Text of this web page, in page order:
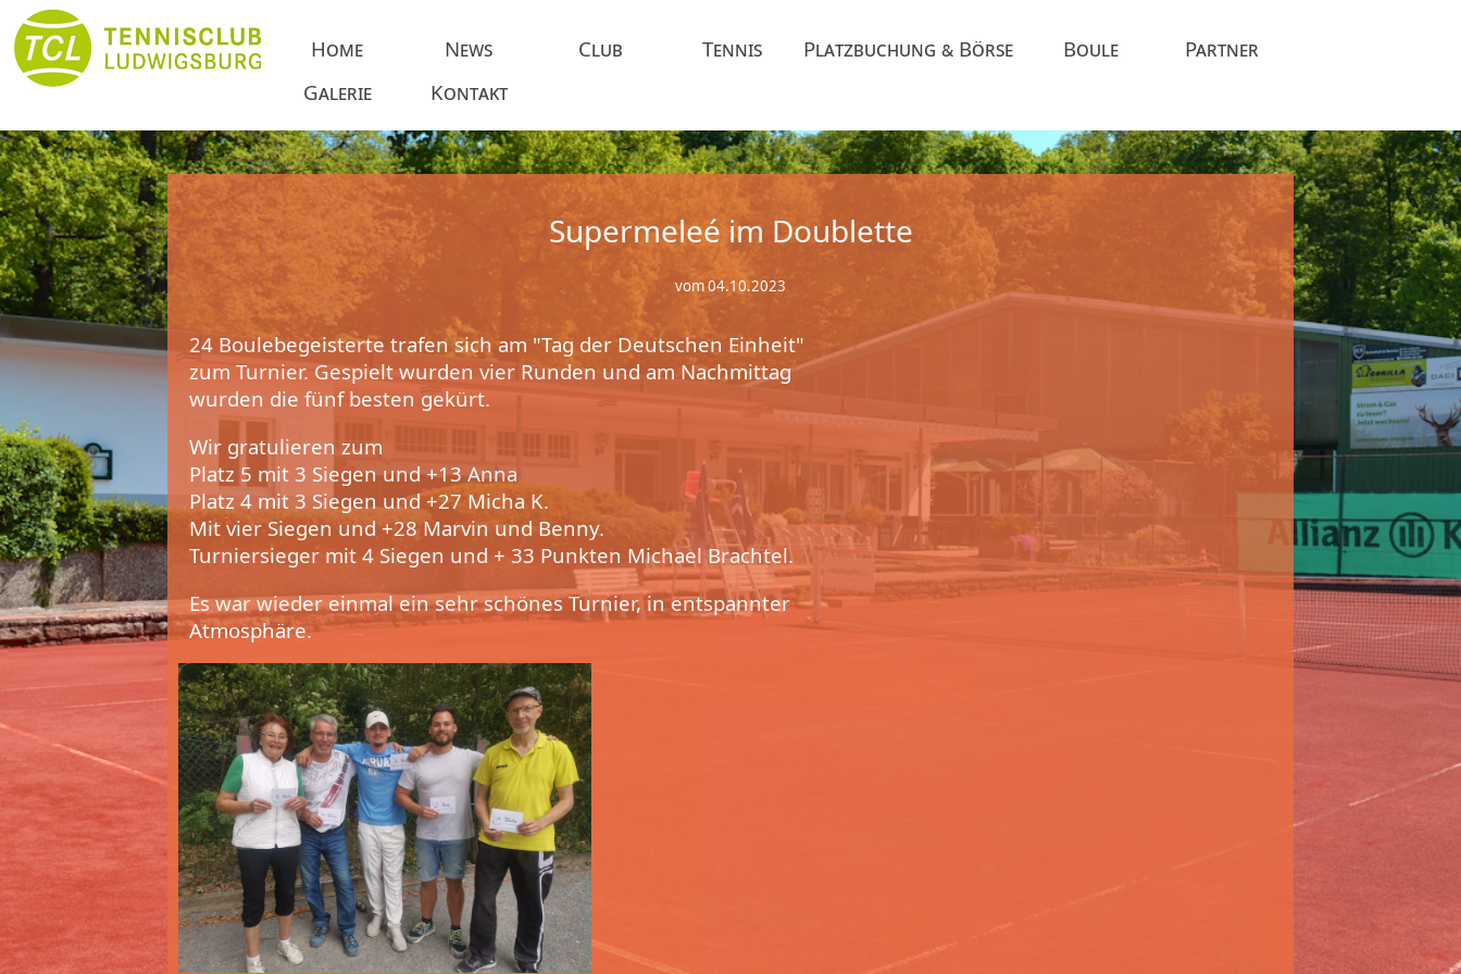
Home News Club Tennis Platzbuchung & Börse Boule
Partner
Galerie
Kontakt
Supermeleé im Doublette
vom 04.10.2023
24 Boulebegeisterte trafen sich am "Tag der Deutschen Einheit"
zum Turnier. Gespielt wurden vier Runden und am Nachmittag
wurden die fünf besten gekürt.
Wir gratulieren zum
Platz 5 mit 3 Siegen und +13 Anna
Platz 4 mit 3 Siegen und +27 Micha K.
Mit vier Siegen und +28 Marvin und Benny.
Turniersieger mit 4 Siegen und + 33 Punkten Michael Brachtel.
Es war wieder einmal ein sehr schönes Turnier, in entspannter
Atmosphäre.